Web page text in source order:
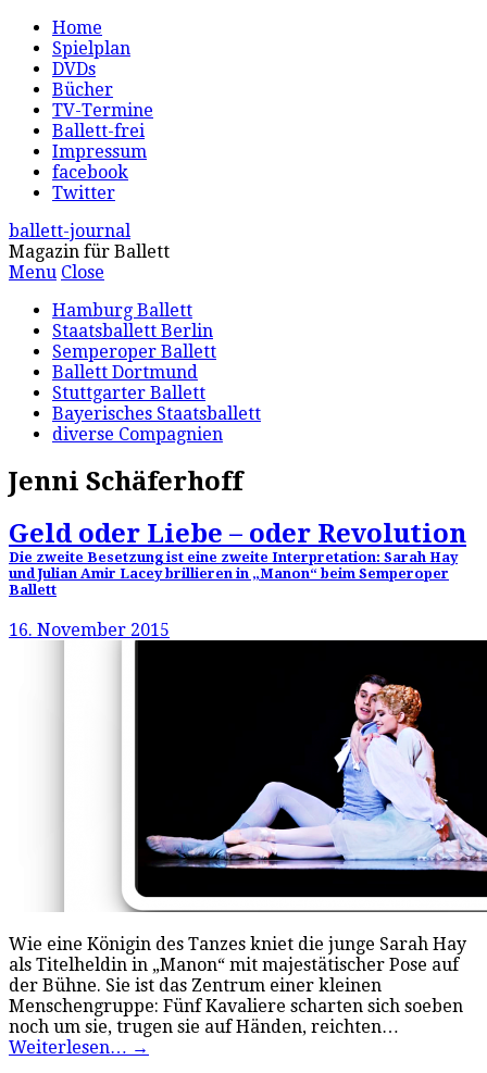
Home
Spielplan
DVDs
Bücher
TV-Termine
Ballett-frei
Impressum
facebook
Twitter
ballett-journal
Magazin für Ballett
Menu Close
Hamburg Ballett
Staatsballett Berlin
Semperoper Ballett
Ballett Dortmund
Stuttgarter Ballett
Bayerisches Staatsballett
diverse Compagnien
Jenni Schäferhoff
Geld oder Liebe – oder Revolution
Die zweite Besetzung ist eine zweite Interpretation: Sarah Hay
und Julian Amir Lacey brillieren in „Manon“ beim Semperoper
Ballett
16. November 2015
Wie eine Königin des Tanzes kniet die junge Sarah Hay
als Titelheldin in „Manon“ mit majestätischer Pose auf
der Bühne. Sie ist das Zentrum einer kleinen
Menschengruppe: Fünf Kavaliere scharten sich soeben
noch um sie, trugen sie auf Händen, reichten…
Weiterlesen… →